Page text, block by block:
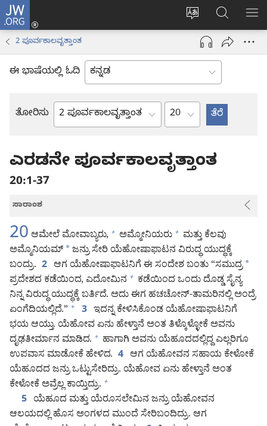
JW.ORG
ವೆಬ್‌ಸೈಟ್‌ನ
ಭಾಷೆಯನ್ನು
ಬದಲಿಸು
ಲಾಗ್
ಇನ್
(opens
new
ಹುಡುಕಿ
2 ಪೂರ್ವಕಾಲವೃತ್ತಾಂತ
ಈ ಭಾಷೆಯಲ್ಲಿ ಓದಿ
ತೋರಿಸು
ಬೈಬಲ್
ಅಧ್ಯಾಯ
ಎರಡನೇ ಪೂರ್ವಕಾಲವೃತ್ತಾಂತ
20:1-37
ಸಾರಾಂಶ
20 ಆಮೇಲೆ ಮೋವಾಬ್ಯರು, + ಅಮ್ಮೋನಿಯರು + ಮತ್ತು ಕೆಲವು
ಅಮ್ಮೊನಿಯಮ್‌ *ಜನ್ರು ಸೇರಿ ಯೆಹೋಷಾಫಾಟನ ವಿರುದ್ಧ ಯುದ್ಧಕ್ಕೆ
ಬಂದ್ರು. 2 ಆಗ ಯೆಹೋಷಾಫಾಟನಿಗೆ ಈ ಸಂದೇಶ ಬಂತು “ಸಮುದ್ರ *
ಪ್ರದೇಶದ ಕಡೆಯಿಂದ, ಎದೋಮಿನ + ಕಡೆಯಿಂದ ಒಂದು ದೊಡ್ಡ ಸೈನ್ಯ
ನಿನ್ನ ವಿರುದ್ಧ ಯುದ್ಧಕ್ಕೆ ಬರ್ತಿದೆ. ಅದು ಈಗ ಹಚಚೋನ್‌-ತಾಮರಿನಲ್ಲಿ ಅಂದ್ರೆ
ಏಂಗೆದಿಯಲ್ಲಿದೆ.” + 3 ಇದನ್ನ ಕೇಳಿಸಿಕೊಂಡ ಯೆಹೋಷಾಫಾಟನಿಗೆ
ಭಯ ಆಯ್ತು. ಯೆಹೋವ ಏನು ಹೇಳ್ತಾನೆ ಅಂತ ತಿಳ್ಕೊಳ್ಳೋಕೆ ಅವನು
ದೃಢತೀರ್ಮಾನ ಮಾಡಿದ. + ಹಾಗಾಗಿ ಅವನು ಯೆಹೂದದಲ್ಲಿದ್ದ ಎಲ್ಲರಿಗೂ
ಉಪವಾಸ ಮಾಡೋಕೆ ಹೇಳಿದ. 4 ಆಗ ಯೆಹೋವನ ಸಹಾಯ ಕೇಳೋಕೆ
ಯೆಹೂದದ ಜನ್ರು ಒಟ್ಟುಸೇರಿದ್ರು. ಯೆಹೋವ ಏನು ಹೇಳ್ತಾನೆ ಅಂತ
ಕೇಳೋಕೆ ಅವ್ರೆಲ್ಲ ಕಾಯ್ತಿದ್ರು. +
5 ಯೆಹೂದ ಮತ್ತು ಯೆರೂಸಲೇಮಿನ ಜನ್ರು ಯೆಹೋವನ
ಆಲಯದಲ್ಲಿ ಹೊಸ ಅಂಗಳದ ಮುಂದೆ ಸೇರಿಬಂದಿದ್ರು. ಆಗ